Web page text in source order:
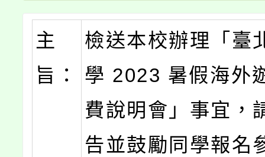
主
旨：
檢送本校辦理「臺
學 2023 暑假海外
費說明會」事宜，
告並鼓勵同學報名